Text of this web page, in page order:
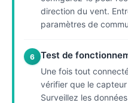
direction du vent.
paramètres de
6 Test de
Une fois tout
vérifier que le
Surveillez les